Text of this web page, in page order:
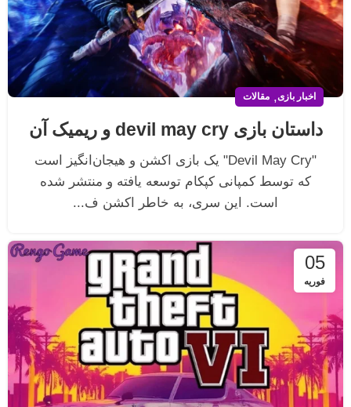
اخبار بازی, مقالات
داستان بازی devil may cry و ریمیک آن
"Devil May Cry" یک بازی اکشن و هیجان‌انگیز است
که توسط کمپانی کپکام توسعه یافته و منتشر شده
است. این سری، به خاطر اکشن ف...
05
فوریه